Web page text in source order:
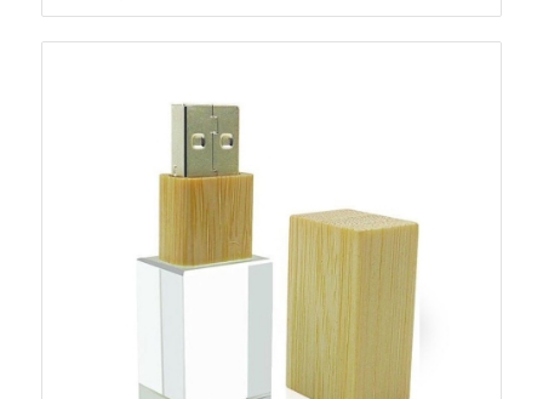
د.م.90.00.
د.م.85.00.